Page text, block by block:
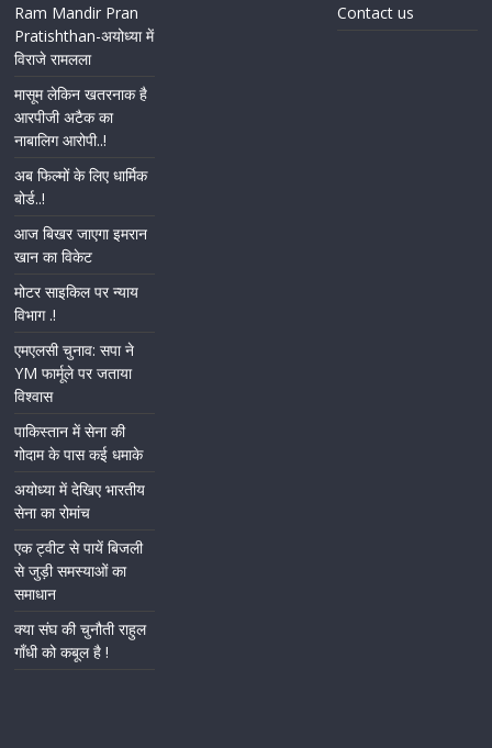
Ram Mandir Pran
Pratishthan-अयोध्या में
विराजे रामलला
मासूम लेकिन खतरनाक है
आरपीजी अटैक का
नाबालिग आरोपी..!
अब फिल्मों के लिए धार्मिक
बोर्ड..!
आज बिखर जाएगा इमरान
खान का विकेट
मोटर साइकिल पर न्याय
विभाग .!
एमएलसी चुनाव: सपा ने
YM फार्मूले पर जताया
विश्वास
पाकिस्तान में सेना की
गोदाम के पास कई धमाके
अयोध्या में देखिए भारतीय
सेना का रोमांच
एक ट्वीट से पायें बिजली
से जुड़ी समस्याओं का
समाधान
क्या संघ की चुनौती राहुल
गाँधी को कबूल है !
Contact us